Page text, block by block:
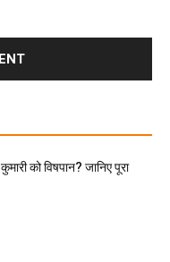
को विषपान? जानिए पूरा